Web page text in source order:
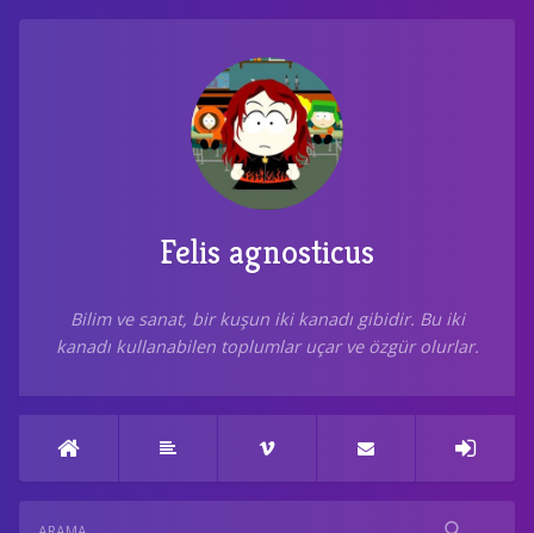
Felis agnosticus
Bilim ve sanat, bir kuşun iki kanadı gibidir. Bu iki
kanadı kullanabilen toplumlar uçar ve özgür olurlar.